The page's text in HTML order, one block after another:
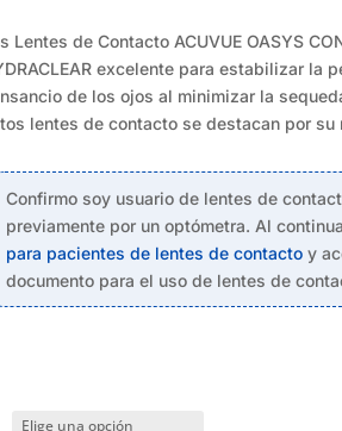
Lentes de Contacto ACUVUE OASYS
excelente para estabilizar la
de los ojos al minimizar la
lentes de contacto se destacan por
Confirmo soy usuario de lentes de
previamente por un optómetra. Al
para pacientes de lentes de contactoy
documento para el uso de lentes de